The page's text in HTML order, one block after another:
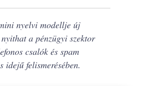
nyelvi modellje új
a pénzügyi szektor
csalók és spam
idejű felismerésében.